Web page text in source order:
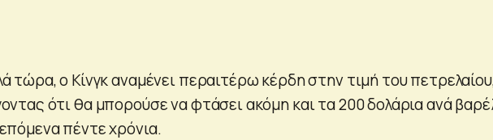
τώρα, ο Κίνγκ αναμένει περαιτέρω κέρδη στην τιμή του
ότι θα μπορούσε να φτάσει ακόμη και τα 200 δολάρια ανά
πέντε χρόνια.